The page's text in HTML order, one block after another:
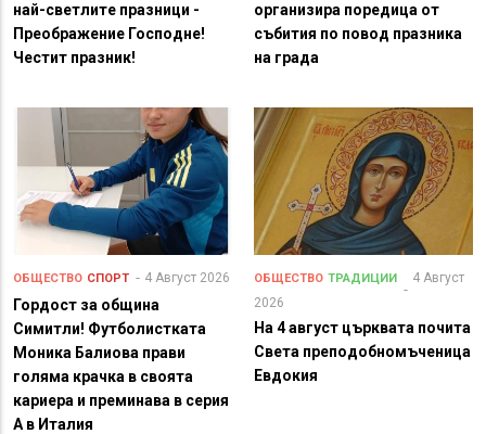
най-светлите празници -
Преображение Господне!
Честит празник!
организира поредица от
събития по повод празника
на града
ОБЩЕСТВО СПОРТ 4 Август 2026
Гордост за община
Симитли! Футболистката
Моника Балиова прави
голяма крачка в своята
кариера и преминава в серия
А в Италия
ОБЩЕСТВО ТРАДИЦИИ
4 Август
2026
На 4 август църквата почита
Света преподобномъченица
Евдокия